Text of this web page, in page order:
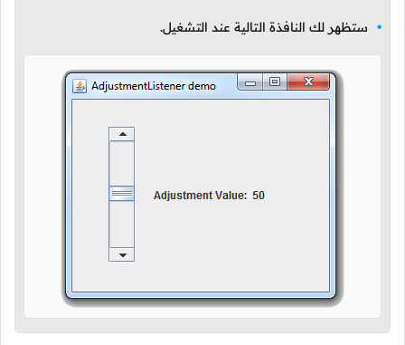
ستظهر لك النافذة التالية عند التشغيل.